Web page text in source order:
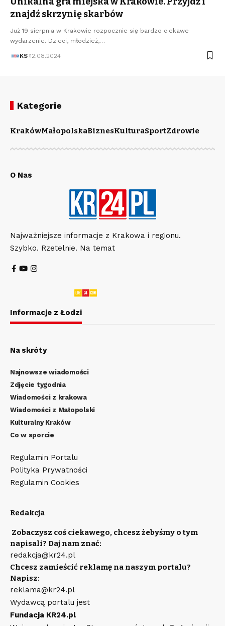
znajdź skrzynię skarbów
Już 19 sierpnia w Krakowie rozpocznie się bardzo ciekawe
wydarzenie. Dzieci, młodzież,…
KS 12.08.2024
Kategorie
KrakówMałopolskaBiznesKulturaSportZdrowie
O Nas
Najważniejsze informacje z Krakowa i regionu.
Szybko. Rzetelnie. Na temat
Informacje z Łodzi
Na skróty
Najnowsze wiadomości
Zdjęcie tygodnia
Wiadomości z krakowa
Wiadomości z Małopolski
Kulturalny Kraków
Co w sporcie
Regulamin Portalu
Polityka Prywatności
Regulamin Cookies
Redakcja
Zobaczysz coś ciekawego, chcesz żebyśmy o tym
napisali? Daj nam znać:
redakcja@kr24.pl
Chcesz zamieścić reklamę na naszym portalu?
Napisz:
reklama@kr24.pl
Wydawcą portalu jest
Fundacja KR24.pl